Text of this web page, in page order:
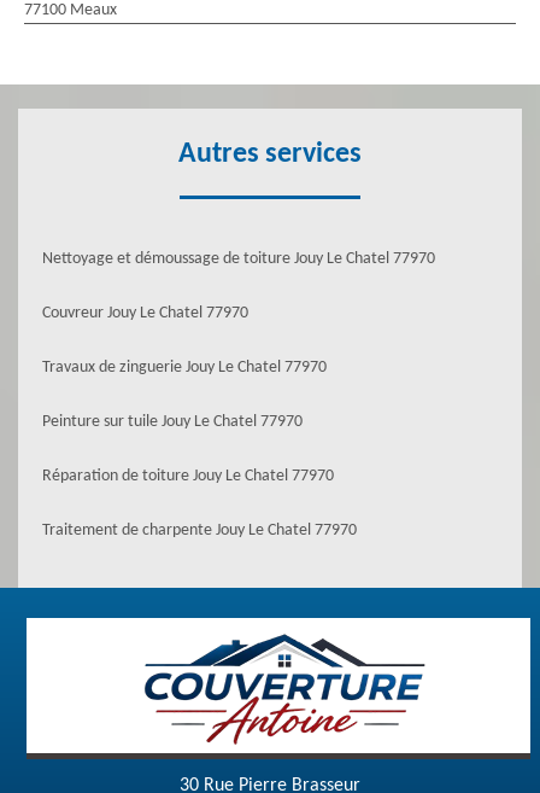
77100 Meaux
Autres services
Nettoyage et démoussage de toiture Jouy Le Chatel 77970
Couvreur Jouy Le Chatel 77970
Travaux de zinguerie Jouy Le Chatel 77970
Peinture sur tuile Jouy Le Chatel 77970
Réparation de toiture Jouy Le Chatel 77970
Traitement de charpente Jouy Le Chatel 77970
30 Rue Pierre Brasseur